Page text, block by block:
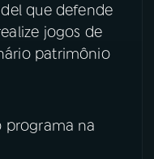
que defende
jogos de
patrimônio
programa na